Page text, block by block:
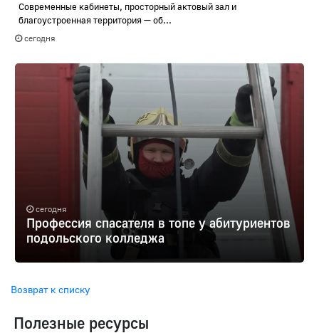
Современные кабинеты, просторный актовый зал и
благоустроенная территория — об...
сегодня
сегодня
Профессия спасателя в топе у абитуриентов
подольского колледжа
Возврат к списку
Полезные ресурсы